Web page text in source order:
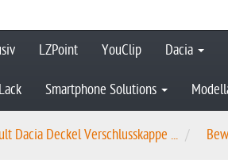
LZPoint YouClip Dacia
Lack Smartphone Solutions
Dacia Deckel Verschlusskappe ...